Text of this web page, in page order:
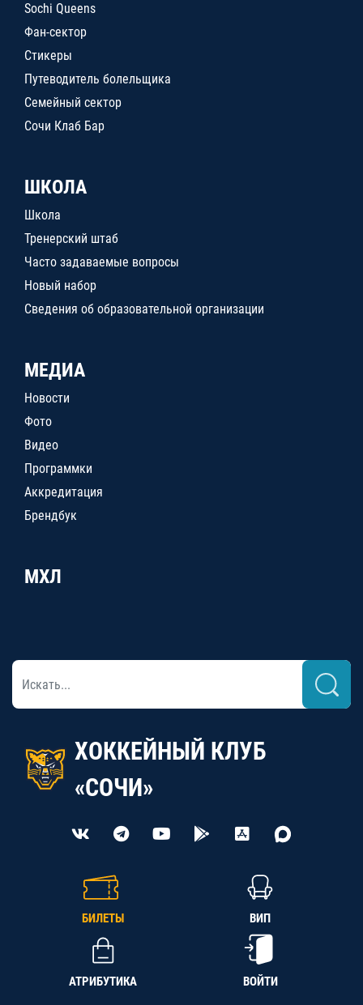
Sochi Queens
Фан-сектор
Стикеры
Путеводитель болельщика
Семейный сектор
Сочи Клаб Бар
ШКОЛА
Школа
Тренерский штаб
Часто задаваемые вопросы
Новый набор
Сведения об образовательной организации
МЕДИА
Новости
Фото
Видео
Программки
Аккредитация
Брендбук
МХЛ
ХОККЕЙНЫЙ КЛУБ
«СОЧИ»
БИЛЕТЫ ВИП
АТРИБУТИКА ВОЙТИ